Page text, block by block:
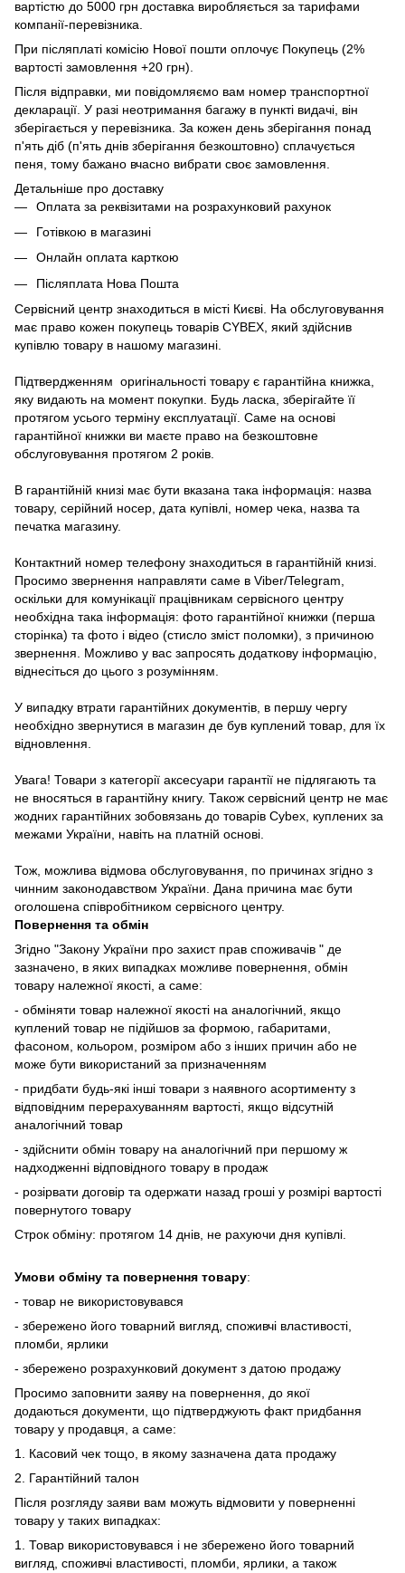
вартістю до 5000 грн доставка виробляється за тарифами
компанії-перевізника.
При післяплаті комісію Нової пошти оплочує Покупець (2%
вартості замовлення +20 грн).
Після відправки, ми повідомляємо вам номер транспортної
декларації. У разі неотримання багажу в пункті видачі, він
зберігається у перевізника. За кожен день зберігання понад
п'ять діб (п'ять днів зберігання безкоштовно) сплачується
пеня, тому бажано вчасно вибрати своє замовлення.
Детальніше про доставку
Оплата за реквізитами на розрахунковий рахунок
Готівкою в магазині
Онлайн оплата карткою
Післяплата Нова Пошта
Сервісний центр знаходиться в місті Києві. На обслуговування
має право кожен покупець товарів СYBEX, який здійснив
купівлю товару в нашому магазині.
Підтвердженням оригінальності товару є гарантійна книжка,
яку видають на момент покупки. Будь ласка, зберігайте її
протягом усього терміну експлуатації. Саме на основі
гарантійної книжки ви маєте право на безкоштовне
обслуговування протягом 2 років.
В гарантійній книзі має бути вказана така інформація: назва
товару, серійний носер, дата купівлі, номер чека, назва та
печатка магазину.
Контактний номер телефону знаходиться в гарантійній книзі.
Просимо звернення направляти саме в Viber/Telegram,
оскільки для комунікації працівникам сервісного центру
необхідна така інформація: фото гарантійної книжки (перша
сторінка) та фото і відео (стисло зміст поломки), з причиною
звернення. Можливо у вас запросять додаткову інформацію,
віднесіться до цього з розумінням.
У випадку втрати гарантійних документів, в першу чергу
необхідно звернутися в магазин де був куплений товар, для їх
відновлення.
Увага! Товари з категорії аксесуари гарантії не підлягають та
не вносяться в гарантійну книгу. Також сервісний центр не має
жодних гарантійних зобовязань до товарів Cybex, куплених за
межами України, навіть на платній основі.
Тож, можлива відмова обслуговування, по причинах згідно з
чинним законодавством України. Дана причина має бути
оголошена співробітником сервісного центру.
Повернення та обмін
Згідно "Закону України про захист прав споживачів " де
зазначено, в яких випадках можливе повернення, обмін
товару належної якості, а саме:
- обміняти товар належної якості на аналогічний, якщо
куплений товар не підійшов за формою, габаритами,
фасоном, кольором, розміром або з інших причин або не
може бути використаний за призначенням
- придбати будь-які інші товари з наявного асортименту з
відповідним перерахуванням вартості, якщо відсутній
аналогічний товар
- здійснити обмін товару на аналогічний при першому ж
надходженні відповідного товару в продаж
- розірвати договір та одержати назад гроші у розмірі вартості
повернутого товару
Строк обміну: протягом 14 днів, не рахуючи дня купівлі.
Умови обміну та повернення товару:
- товар не використовувався
- збережено його товарний вигляд, споживчі властивості,
пломби, ярлики
- збережено розрахунковий документ з датою продажу
Просимо заповнити заяву на повернення, до якої
додаються документи, що підтверджують факт придбання
товару у продавця, а саме:
1. Касовий чек тощо, в якому зазначена дата продажу
2. Гарантійний талон
Після розгляду заяви вам можуть відмовити у поверненні
товару у таких випадках:
1. Товар використовувався і не збережено його товарний
вигляд, споживчі властивості, пломби, ярлики, а також